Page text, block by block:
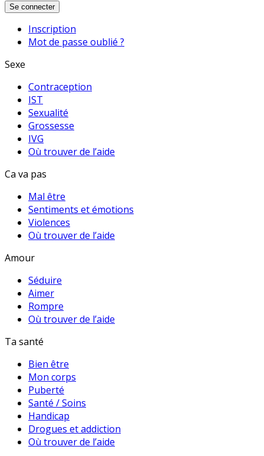
Se connecter
Inscription
Mot de passe oublié ?
Sexe
Contraception
IST
Sexualité
Grossesse
IVG
Où trouver de l’aide
Ca va pas
Mal être
Sentiments et émotions
Violences
Où trouver de l’aide
Amour
Séduire
Aimer
Rompre
Où trouver de l’aide
Ta santé
Bien être
Mon corps
Puberté
Santé / Soins
Handicap
Drogues et addiction
Où trouver de l’aide